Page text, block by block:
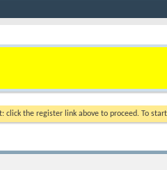
click the register link above to proceed. To